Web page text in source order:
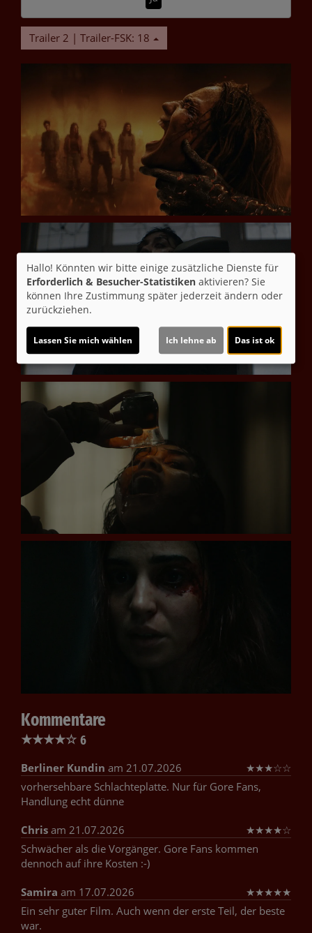
Trailer 2 | Trailer-FSK: 18
Kommentare
★★★★☆ 6
Berliner Kundin am 21.07.2026 ★★★☆☆
vorhersehbare Schlachteplatte. Nur für Gore Fans,
Handlung echt dünne
Chris am 21.07.2026 ★★★★☆
Schwächer als die Vorgänger. Gore Fans kommen
dennoch auf ihre Kosten :-)
Samira am 17.07.2026 ★★★★★
Ein sehr guter Film. Auch wenn der erste Teil, der beste
war.
Hallo! Könnten wir bitte einige zusätzliche Dienste für
Erforderlich & Besucher-Statistiken aktivieren? Sie
können Ihre Zustimmung später jederzeit ändern oder
zurückziehen.
Lassen Sie mich wählen Ich lehne ab Das ist ok